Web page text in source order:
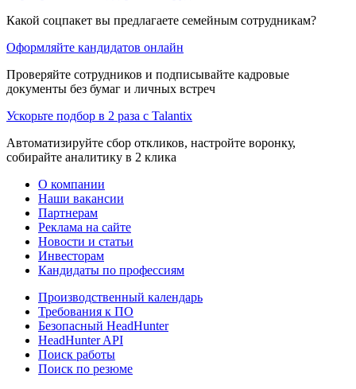
Какой соцпакет вы предлагаете семейным сотрудникам?
Оформляйте кандидатов онлайн
Проверяйте сотрудников и подписывайте кадровые
документы без бумаг и личных встреч
Ускорьте подбор в 2 раза с Talantix
Автоматизируйте сбор откликов, настройте воронку,
собирайте аналитику в 2 клика
О компании
Наши вакансии
Партнерам
Реклама на сайте
Новости и статьи
Инвесторам
Кандидаты по профессиям
Производственный календарь
Требования к ПО
Безопасный HeadHunter
HeadHunter API
Поиск работы
Поиск по резюме